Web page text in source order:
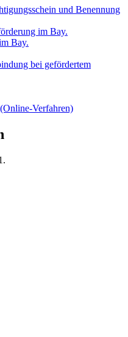
und Benennung
im Bay.
Bay.
bei gefördertem
Verfahren)